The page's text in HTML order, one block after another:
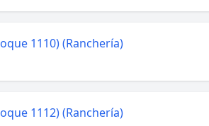
1110) (Ranchería)
1112) (Ranchería)